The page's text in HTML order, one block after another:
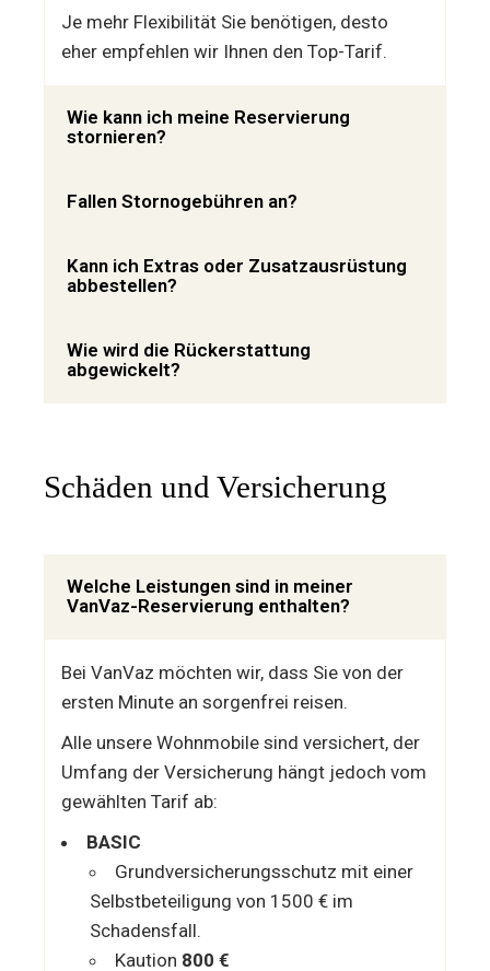
Je mehr Flexibilität Sie benötigen, desto
eher empfehlen wir Ihnen den Top-Tarif.
Wie kann ich meine Reservierung
stornieren?
Fallen Stornogebühren an?
Kann ich Extras oder Zusatzausrüstung
abbestellen?
Wie wird die Rückerstattung
abgewickelt?
Schäden und Versicherung
Welche Leistungen sind in meiner
VanVaz-Reservierung enthalten?
Bei VanVaz möchten wir, dass Sie von der
ersten Minute an sorgenfrei reisen.
Alle unsere Wohnmobile sind versichert, der
Umfang der Versicherung hängt jedoch vom
gewählten Tarif ab:
BASIC
Grundversicherungsschutz mit einer
Selbstbeteiligung von 1500 € im
Schadensfall.
Kaution 800 €